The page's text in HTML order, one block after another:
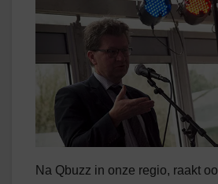
Na Qbuzz in onze regio, raakt